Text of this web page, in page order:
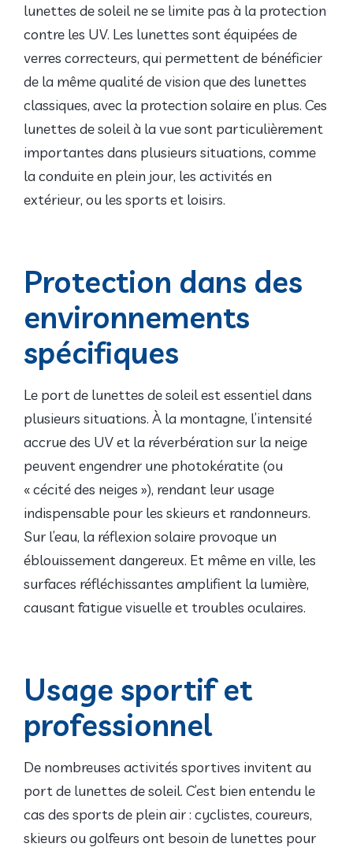
lunettes de soleil ne se limite pas à la protection
contre les UV. Les lunettes sont équipées de
verres correcteurs, qui permettent de bénéficier
de la même qualité de vision que des lunettes
classiques, avec la protection solaire en plus. Ces
lunettes de soleil à la vue sont particulièrement
importantes dans plusieurs situations, comme
la conduite en plein jour, les activités en
extérieur, ou les sports et loisirs.
Protection dans des
environnements
spécifiques
Le port de lunettes de soleil est essentiel dans
plusieurs situations. À la montagne, l’intensité
accrue des UV et la réverbération sur la neige
peuvent engendrer une photokératite (ou
« cécité des neiges »), rendant leur usage
indispensable pour les skieurs et randonneurs.
Sur l’eau, la réflexion solaire provoque un
éblouissement dangereux. Et même en ville, les
surfaces réfléchissantes amplifient la lumière,
causant fatigue visuelle et troubles oculaires.
Usage sportif et
professionnel
De nombreuses activités sportives invitent au
port de lunettes de soleil. C’est bien entendu le
cas des sports de plein air : cyclistes, coureurs,
skieurs ou golfeurs ont besoin de lunettes pour